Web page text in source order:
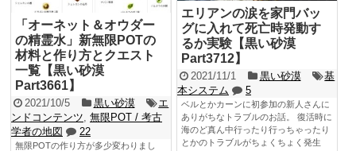
エリアンの涙を家門バッ
グに入れて死亡時発動す
るか実験【黒い砂漠
Part3712】
2021/11/1 黒い砂漠
基
本システム
5
ベルとかカーンに初参加の新人さんに
ありがちなトラブルのお話。 復活時に
海のど真ん中行ったり行っちゃったり
とかのトラブルがちょくちょく発生
「オーネット＆オウダー
の精霊水」新無限POTの
材料と作り方とクエスト
一覧【黒い砂漠
Part3661】
2021/10/5 黒い砂漠
エ
ンドコンテンツ, 無限POT / 考古
学者の地図
22
無限POTの作り方が多少変わりまし